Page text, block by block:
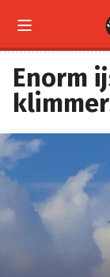

Enorm